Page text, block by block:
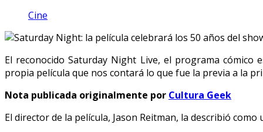
Cine
El reconocido Saturday Night Live, el programa
propia película que nos contará lo que fue la previa a la
Nota publicada originalmente por Cultura Geek
El director de la película, Jason Reitman, la describió